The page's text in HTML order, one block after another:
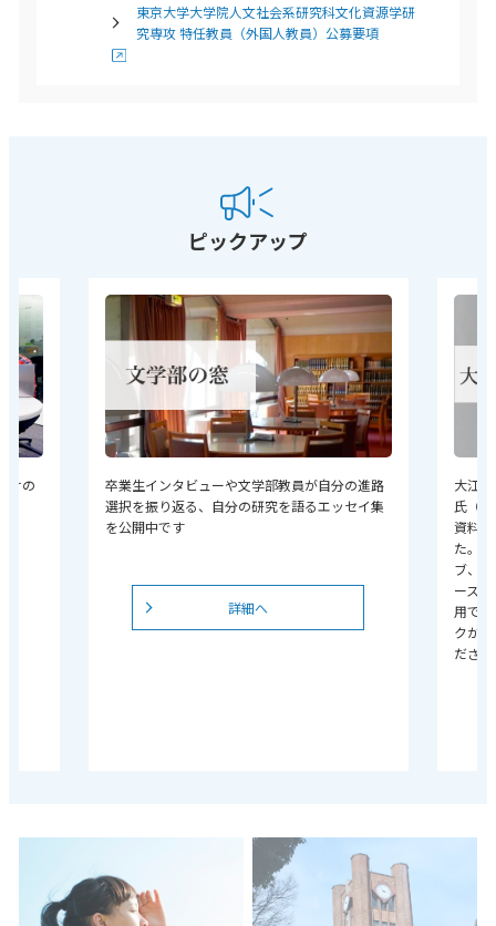
東京⼤学⼤学院⼈⽂社会系研究科⽂化資源学研
究専攻 特任教員（外国⼈教員）公募要項
ピックアップ
けの
卒業生インタビューや文学部教員が自分の進路
選択を振り返る、自分の研究を語るエッセイ集
を公開中です
詳細へ
大江
氏（
資料
た。
ブ、
ース
用で
クか
ださ